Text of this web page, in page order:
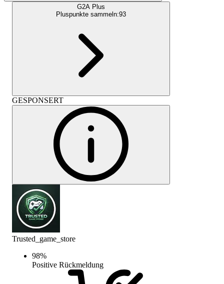
G2A Plus
Pluspunkte sammeln:93
GESPONSERT
Trusted_game_store
98%
Positive Rückmeldung